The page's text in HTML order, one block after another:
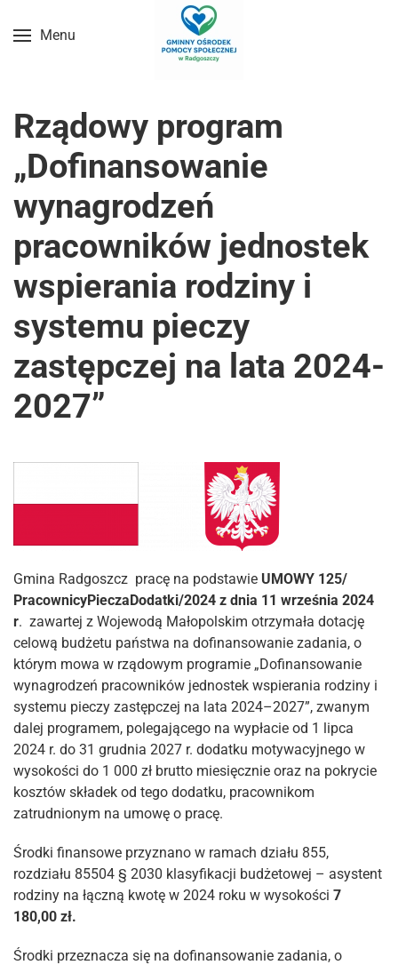
Przejdź do treści głównej
Menu
Rządowy program
„Dofinansowanie
wynagrodzeń
pracowników jednostek
wspierania rodziny i
systemu pieczy
zastępczej na lata 2024-
2027”
Gmina Radgoszcz pracę na podstawie UMOWY 125/
PracownicyPieczaDodatki/2024 z dnia 11 września 2024
r. zawartej z Wojewodą Małopolskim otrzymała dotację
celową budżetu państwa na dofinansowanie zadania, o
którym mowa w rządowym programie „Dofinansowanie
wynagrodzeń pracowników jednostek wspierania rodziny i
systemu pieczy zastępczej na lata 2024–2027”, zwanym
dalej programem, polegającego na wypłacie od 1 lipca
2024 r. do 31 grudnia 2027 r. dodatku motywacyjnego w
wysokości do 1 000 zł brutto miesięcznie oraz na pokrycie
kosztów składek od tego dodatku, pracownikom
zatrudnionym na umowę o pracę.
Środki finansowe przyznano w ramach działu 855,
rozdziału 85504 § 2030 klasyfikacji budżetowej – asystent
rodziny na łączną kwotę w 2024 roku w wysokości 7
180,00 zł.
Środki przeznacza się na dofinansowanie zadania, o